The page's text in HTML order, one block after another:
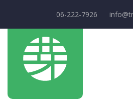
06-222-7926